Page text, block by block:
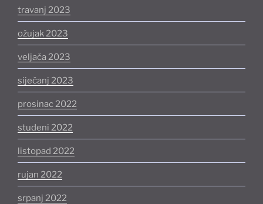
travanj 2023
ožujak 2023
veljača 2023
siječanj 2023
prosinac 2022
studeni 2022
listopad 2022
rujan 2022
srpanj 2022